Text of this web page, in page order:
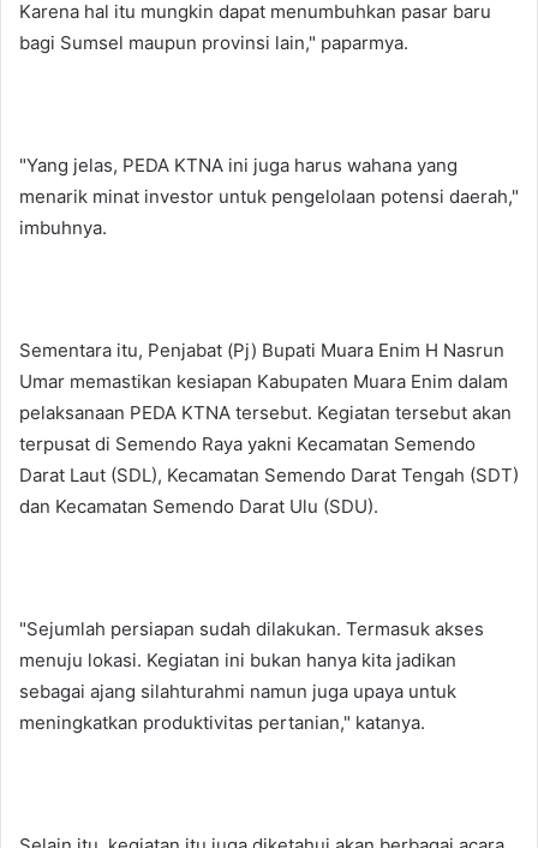
Karena hal itu mungkin dapat menumbuhkan pasar baru
bagi Sumsel maupun provinsi lain," paparmya.
"Yang jelas, PEDA KTNA ini juga harus wahana yang
menarik minat investor untuk pengelolaan potensi daerah,"
imbuhnya.
Sementara itu, Penjabat (Pj) Bupati Muara Enim H Nasrun
Umar memastikan kesiapan Kabupaten Muara Enim dalam
pelaksanaan PEDA KTNA tersebut. Kegiatan tersebut akan
terpusat di Semendo Raya yakni Kecamatan Semendo
Darat Laut (SDL), Kecamatan Semendo Darat Tengah (SDT)
dan Kecamatan Semendo Darat Ulu (SDU).
"Sejumlah persiapan sudah dilakukan. Termasuk akses
menuju lokasi. Kegiatan ini bukan hanya kita jadikan
sebagai ajang silahturahmi namun juga upaya untuk
meningkatkan produktivitas pertanian," katanya.